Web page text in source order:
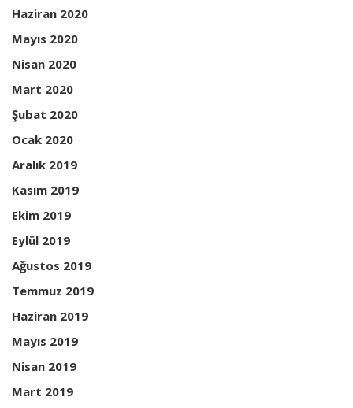
Haziran 2020
Mayıs 2020
Nisan 2020
Mart 2020
Şubat 2020
Ocak 2020
Aralık 2019
Kasım 2019
Ekim 2019
Eylül 2019
Ağustos 2019
Temmuz 2019
Haziran 2019
Mayıs 2019
Nisan 2019
Mart 2019